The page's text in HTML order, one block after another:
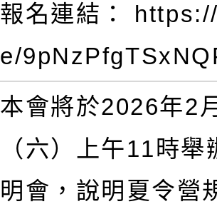
報名連結：
e/
本會將於2026年2
（六）上午11時
明會，說明夏令營